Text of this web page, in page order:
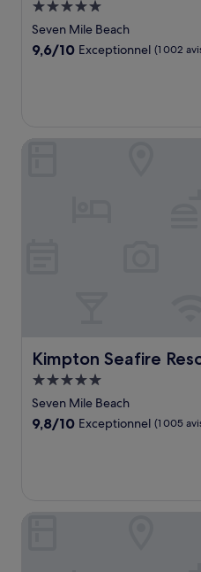
Hébergement
5.0 étoiles
Seven Mile Beach
9.6
9,6/10 Exceptionnel (1 002
Kimpton Seafire
Kimpton Seafire Resort +
Hébergement
5.0 étoiles
Seven Mile Beach
9.8
9,8/10 Exceptionnel (1 005